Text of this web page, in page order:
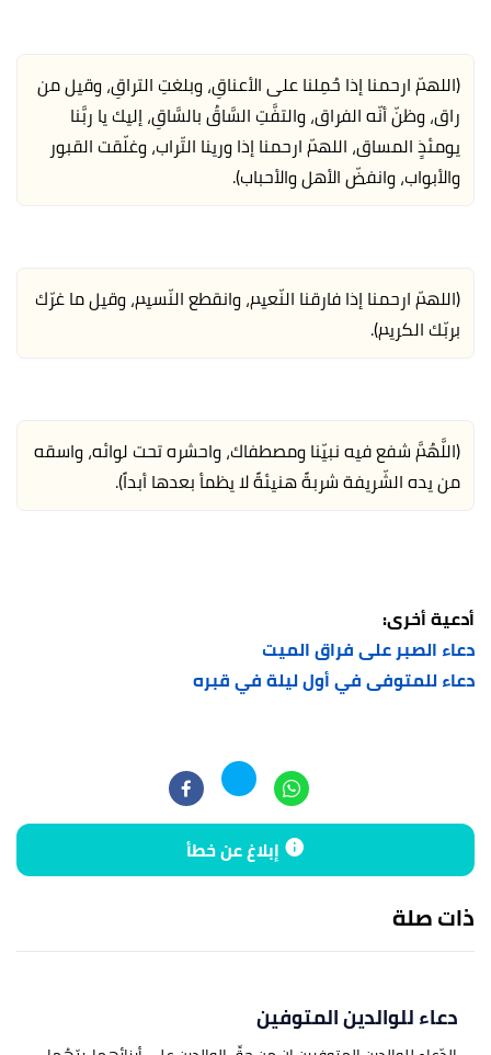
(اللهمّ ارحمنا إذا حُمِلنا على الأعناقِ، وبلغتِ التراقِ، وقيل من
راق، وظنّ أنّه الفراق، والتفَّتِ السَّاقُ بالسَّاقِ، إليك يا ربَّنا
يومئذٍ المساق، اللهمّ ارحمنا إذا ورينا التّراب، وغلّقت القبور
والأبواب، وانفضّ الأهل والأحباب).
(اللهمّ ارحمنا إذا فارقنا النّعيم، وانقطع النّسيم، وقيل ما غرّك
بربّك الكريم).
(اللَّهُمَّ شفع فيه نبيّنا ومصطفاك، واحشره تحت لوائه، واسقه
من يده الشّريفة شربةً هنيئةً لا يظمأ بعدها أبداً).
أدعية أخرى:
دعاء الصبر على فراق الميت
دعاء للمتوفى في أول ليلة في قبره
إبلاغ عن خطأ
ذات صلة
دعاء للوالدين المتوفين